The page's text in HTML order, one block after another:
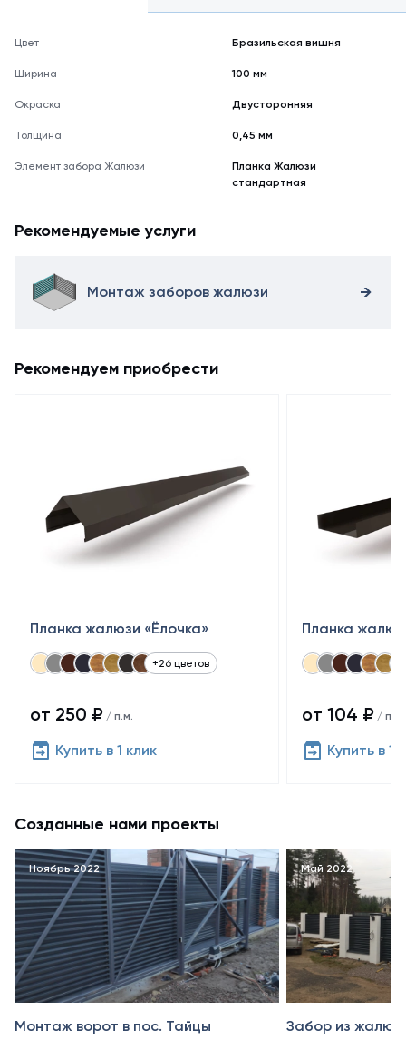
Цвет Бразильская вишня
Ширина 100 мм
Окраска Двусторонняя
Толщина 0,45 мм
Элемент забора Жалюзи
Планка Жалюзи
стандартная
Рекомендуемые услуги
Монтаж заборов жалюзи
Рекомендуем приобрести
Планка жалюзи «Ёлочка»
+26 цветов
от 250 ₽ / п.м.
Купить в 1 клик
Планка
от 104 ₽ / п.м.
Купить в 1
Созданные нами проекты
Ноябрь 2022
Монтаж ворот в пос. Тайцы
Май 2022
Забор из